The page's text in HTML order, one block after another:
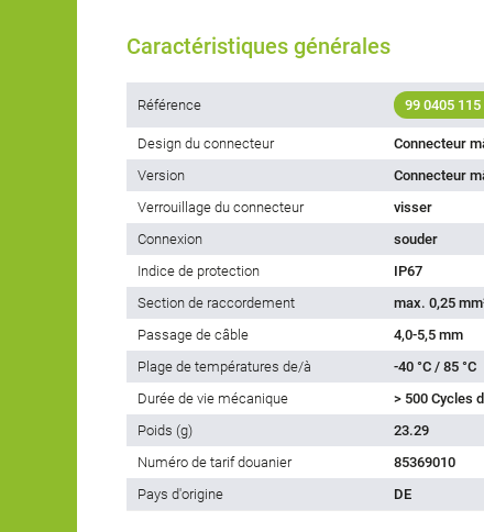
Caractéristiques générales
Référence 99 0405 115
Design du connecteur
Connecteur
Version
Connecteur
Verrouillage du connecteur
visser
Connexion
souder
Indice de protection
IP67
Section de raccordement
max. 0,25
Passage de câble
4,0-5,5 mm
Plage de températures de/à
-40 °C / 85 °C
Durée de vie mécanique
> 500 Cycles
Poids (g)
23.29
Numéro de tarif douanier
85369010
Pays d'origine
DE